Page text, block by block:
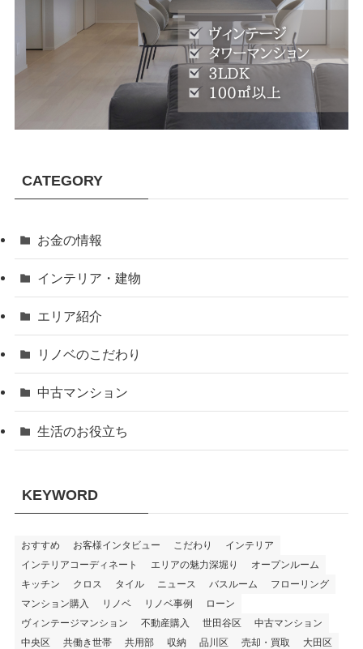
CATEGORY
お金の情報
インテリア・建物
エリア紹介
リノベのこだわり
中古マンション
生活のお役立ち
KEYWORD
おすすめ お客様インタビュー こだわり
インテリア
インテリアコーディネート
エリアの魅力深堀り
オープンルーム
キッチン
クロス タイル ニュース バスルーム
フローリング
マンション購入
リノベ リノベ事例
ローン
ヴィンテージマンション
不動産購入 世田谷区
中古マンション
中央区
共働き世帯 共用部 収納 品川区 売却・買取
大田区